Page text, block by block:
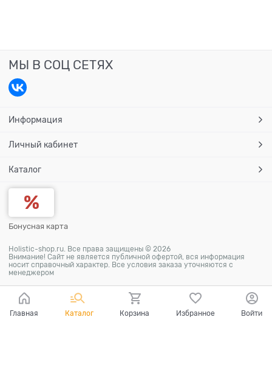
МЫ В СОЦ СЕТЯХ
Информация
Личный кабинет
Каталог
Бонусная карта
Holistic-shop.ru. Все права защищены © 2026
Внимание! Сайт не является публичной офертой, вся информация
носит справочный характер. Все условия заказа уточняются с
менеджером
Главная Каталог Корзина Избранное Войти